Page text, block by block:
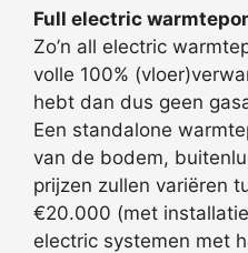
Full electric
Zo’n all electric
volle 100%
hebt dan dus geen
Een standalone
van de bodem,
prijzen zullen variëren
€20.000 (met
electric systemen met